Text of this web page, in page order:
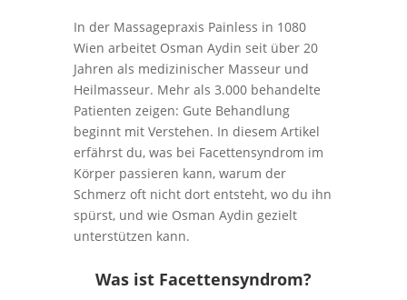
In der Massagepraxis Painless in 1080
Wien arbeitet Osman Aydin seit über 20
Jahren als medizinischer Masseur und
Heilmasseur. Mehr als 3.000 behandelte
Patienten zeigen: Gute Behandlung
beginnt mit Verstehen. In diesem Artikel
erfährst du, was bei Facettensyndrom im
Körper passieren kann, warum der
Schmerz oft nicht dort entsteht, wo du ihn
spürst, und wie Osman Aydin gezielt
unterstützen kann.
Was ist Facettensyndrom?